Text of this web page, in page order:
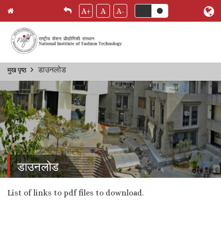
Skip
content
A+ A A-
Breadcrumb
मुख पृष्ठ डाउनलोड
डाउनलोड
List of links to pdf files to download.